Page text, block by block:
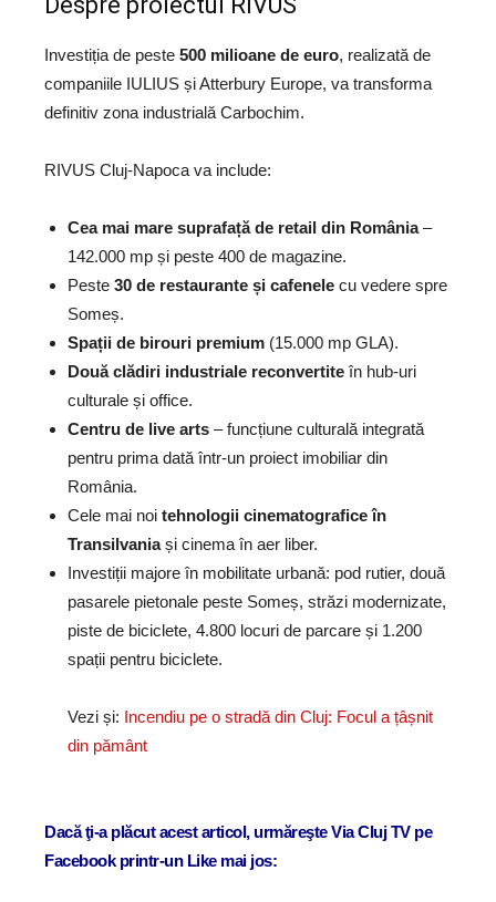
Investiția de peste 500 milioane de euro, realizată de
companiile IULIUS și Atterbury Europe, va transforma
definitiv zona industrială Carbochim.
RIVUS Cluj-Napoca va include:
Cea mai mare suprafață de retail din România–
142.000 mp și peste 400 de magazine.
Peste 30 de restaurante și cafenele cu vedere spre
Someș.
Spații de birouri premium (15.000 mp GLA).
Două clădiri industriale reconvertite în hub-uri
culturale și office.
Centru de live arts – funcțiune culturală integrată
pentru prima dată într-un proiect imobiliar din
România.
Cele mai noi tehnologii cinematografice în
Transilvaniași cinema în aer liber.
Investiții majore în mobilitate urbană: pod rutier, două
pasarele pietonale peste Someș, străzi modernizate,
piste de biciclete, 4.800 locuri de parcare și 1.200
spații pentru biciclete.
Vezi și: Incendiu pe o stradă din Cluj: Focul a țâșnit
din pământ
Dacă ţi-a plăcut acest articol, urmăreşte Via Cluj TV pe
Facebook printr-un Like mai jos: